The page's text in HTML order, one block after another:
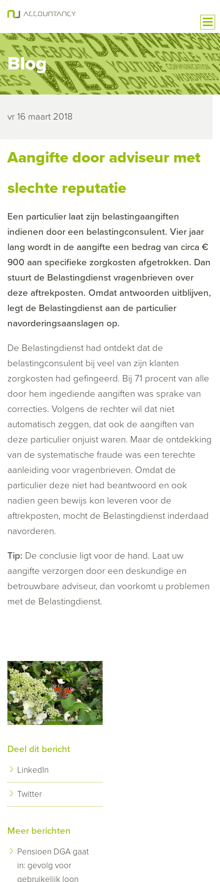
Blog
vr 16 maart 2018
Aangifte door adviseur met
slechte reputatie
Een particulier laat zijn belastingaangiften
indienen door een belastingconsulent. Vier jaar
lang wordt in de aangifte een bedrag van circa €
900 aan specifieke zorgkosten afgetrokken. Dan
stuurt de Belastingdienst vragenbrieven over
deze aftrekposten. Omdat antwoorden uitblijven,
legt de Belastingdienst aan de particulier
navorderingsaanslagen op.
De Belastingdienst had ontdekt dat de
belastingconsulent bij veel van zijn klanten
zorgkosten had gefingeerd. Bij 71 procent van alle
door hem ingediende aangiften was sprake van
correcties. Volgens de rechter wil dat niet
automatisch zeggen, dat ook de aangiften van
deze particulier onjuist waren. Maar de ontdekking
van de systematische fraude was een terechte
aanleiding voor vragenbrieven. Omdat de
particulier deze niet had beantwoord en ook
nadien geen bewijs kon leveren voor de
aftrekposten, mocht de Belastingdienst inderdaad
navorderen.
Tip: De conclusie ligt voor de hand. Laat uw
aangifte verzorgen door een deskundige en
betrouwbare adviseur, dan voorkomt u problemen
met de Belastingdienst.
Deel dit bericht
LinkedIn
Twitter
Meer berichten
Pensioen DGA gaat
in: gevolg voor
gebruikelijk loon